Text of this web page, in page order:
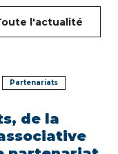
l'actualité
Partenariats
de la